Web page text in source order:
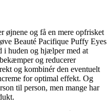
øjnene og få en mere opfrisket
Beauté Pacifique Puffy Eyes
i huden og hjælper med at
og reducerer
og kombinér den eventuelt
for optimal effekt. Og
til person, men mange har